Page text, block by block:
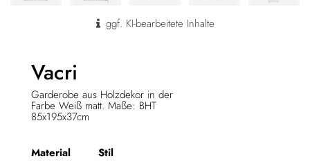
ggf. KI-bearbeitete Inhalte
Vacri
Garderobe aus Holzdekor in der
Farbe Weiß matt. Maße: BHT
85x195x37cm
Material Stil